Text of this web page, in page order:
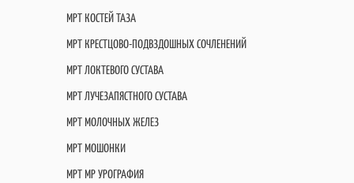
МРТ КОСТЕЙ ТАЗА
МРТ КРЕСТЦОВО-ПОДВЗДОШНЫХ СОЧЛЕНЕНИЙ
МРТ ЛОКТЕВОГО СУСТАВА
МРТ ЛУЧЕЗАПЯСТНОГО СУСТАВА
МРТ МОЛОЧНЫХ ЖЕЛЕЗ
МРТ МОШОНКИ
МРТ МР УРОГРАФИЯ